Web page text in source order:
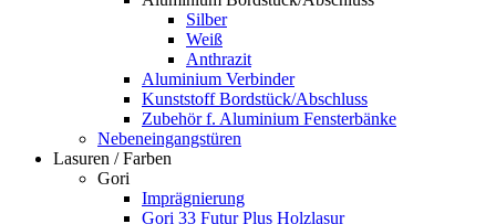
Silber
Weiß
Anthrazit
Aluminium Verbinder
Kunststoff Bordstück/Abschluss
Zubehör f. Aluminium Fensterbänke
Nebeneingangstüren
Lasuren / Farben
Gori
Imprägnierung
Gori 33 Futur Plus Holzlasur